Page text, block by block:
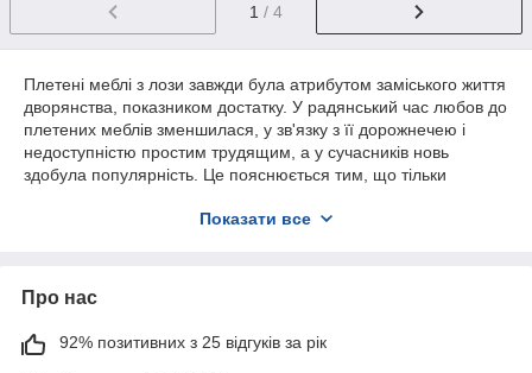
1 / 4
Плетені меблі з лози завжди була атрибутом заміського життя
дворянства, показником достатку. У радянський час любов до
плетених меблів зменшилася, у зв'язку з її дорожнечею і
недоступністю простим трудящим, а у сучасників новь
здобула популярність. Це пояснюється тим, що тільки
популярний у наш час, легкістю, завдяки своїм ажурним
серйозні навантаження, а їх гнучкість і здатність дозволяє
оригінальних предметів інтер'єру.
Показати все
Про нас
92% позитивних з 25 відгуків за рік